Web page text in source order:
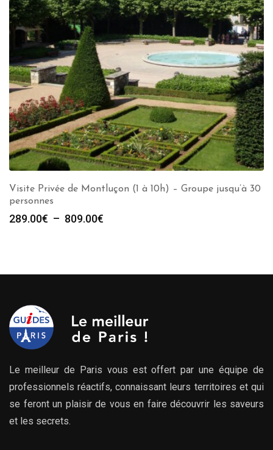
Visite Privée de Montluçon (1 à 10h) – Groupe jusqu’à 30
personnes
289.00€ – 809.00€
à
Le meilleur de Paris vous est offert par une équipe de
professionnels réactifs, connaissant leurs territoires et qui
se feront un plaisir de vous en faire découvrir les saveurs
et les secrets.